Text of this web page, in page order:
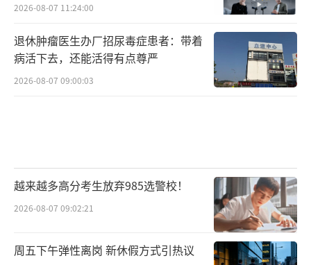
2026-08-07 11:24:00
退休肿瘤医生办厂招尿毒症患者：带着
病活下去，还能活得有点尊严
2026-08-07 09:00:03
越来越多高分考生放弃985选警校！
2026-08-07 09:02:21
周五下午弹性离岗 新休假方式引热议